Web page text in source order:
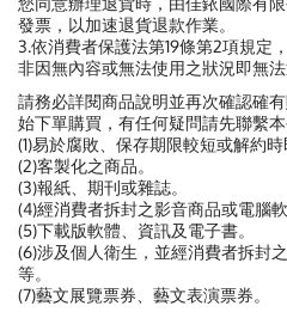
發票，以加速退貨退款作業。
3.依消費者保護法第19條第2項規定
非因無內容或無法使用之狀況即無法
請務必詳閱商品說明並再次確認確
始下單購買，有任何疑問請先聯繫本
(1)易於腐敗、保存期限較短或解約時
(2)客製化之商品。
(3)報紙、期刊或雜誌。
(4)經消費者拆封之影音商品或電腦軟
(5)下載版軟體、資訊及電子書。
(6)涉及個人衛生，並經消費者拆封
等。
(7)藝文展覽票券、藝文表演票券。